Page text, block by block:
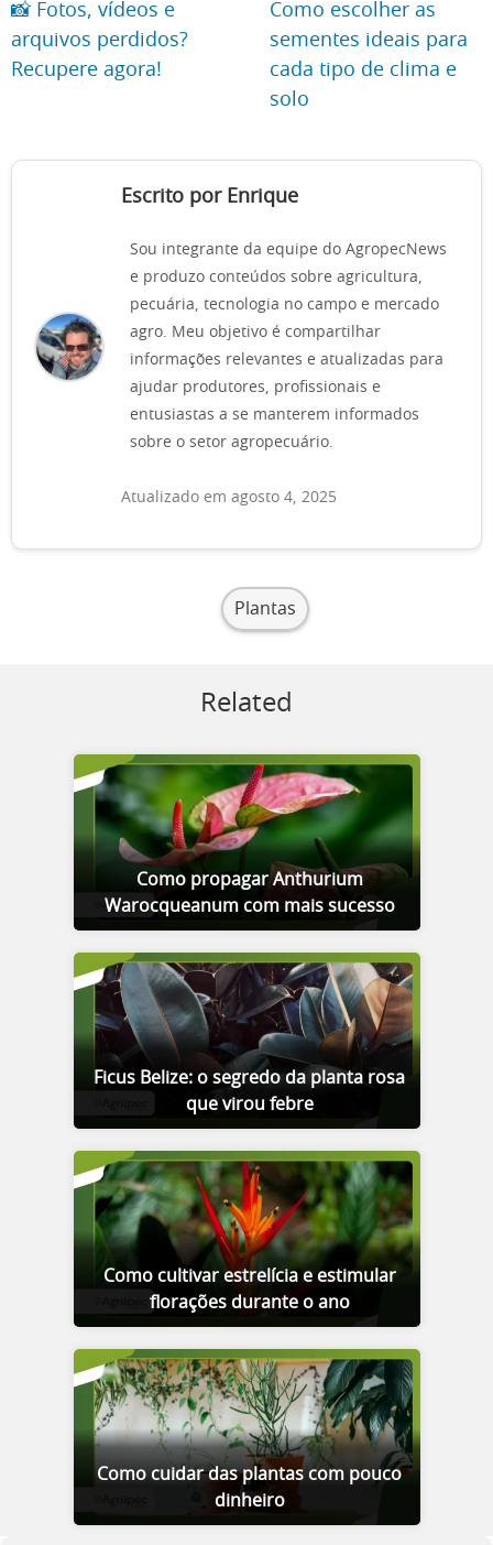
📸 Fotos, vídeos e
arquivos perdidos?
Recupere agora!
Como escolher as
sementes ideais para
cada tipo de clima e
solo
Escrito por Enrique
Sou integrante da equipe do AgropecNews
e produzo conteúdos sobre agricultura,
pecuária, tecnologia no campo e mercado
agro. Meu objetivo é compartilhar
informações relevantes e atualizadas para
ajudar produtores, profissionais e
entusiastas a se manterem informados
sobre o setor agropecuário.
Atualizado em agosto 4, 2025
Plantas
Related
Como propagar Anthurium
Warocqueanum com mais sucesso
Ficus Belize: o segredo da planta rosa
que virou febre
Como cultivar estrelícia e estimular
florações durante o ano
Como cuidar das plantas com pouco
dinheiro